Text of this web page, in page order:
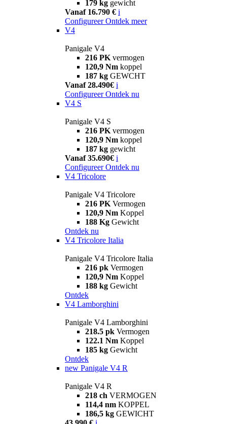
179 kg gewicht
Vanaf 16.790 € i
Configureer Ontdek meer
V4
Panigale V4
216 PK vermogen
120,9 Nm koppel
187 kg GEWCHT
Vanaf 28.490€ i
Configureer Ontdek nu
V4 S
Panigale V4 S
216 PK vermogen
120,9 Nm koppel
187 kg gewicht
Vanaf 35.690€ i
Configureer Ontdek nu
V4 Tricolore
Panigale V4 Tricolore
216 PK Vermogen
120,9 Nm Koppel
188 Kg Gewicht
Ontdek nu
V4 Tricolore Italia
Panigale V4 Tricolore Italia
216 pk Vermogen
120,9 Nm Koppel
188 kg Gewicht
Ontdek
V4 Lamborghini
Panigale V4 Lamborghini
218.5 pk Vermogen
122.1 Nm Koppel
185 kg Gewicht
Ontdek
new Panigale V4 R
Panigale V4 R
218 ch VERMOGEN
114,4 nm KOPPEL
186,5 kg GEWICHT